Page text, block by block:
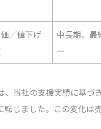
／値下げ
中長期。最
ー
当社の支援実績に基づ
じました。この変化は